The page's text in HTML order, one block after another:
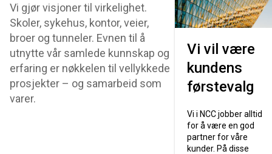
Vi gjør visjoner til virkelighet.
Skoler, sykehus, kontor, veier,
broer og tunneler. Evnen til å
utnytte vår samlede kunnskap og
erfaring er nøkkelen til vellykkede
prosjekter – og samarbeid som
varer.
Vi vil være
kundens
førstevalg
Vi i NCC jobber alltid
for å være en god
partner for våre
kunder. På disse